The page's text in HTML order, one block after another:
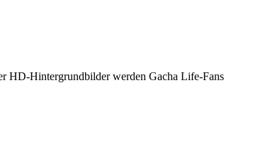
HD-Hintergrundbilder werden Gacha Life-Fans